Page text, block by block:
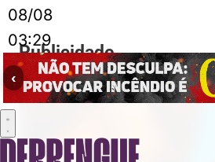
08/08
03:29
‹
Publicidade